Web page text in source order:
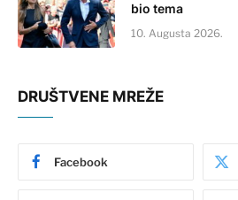
bio tema
10. Augusta 2026.
DRUŠTVENE MREŽE
Facebook